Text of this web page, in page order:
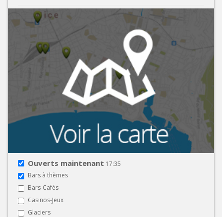
Ouverts maintenant 17:35
Bars à thèmes
Bars-Cafés
Casinos-Jeux
Glaciers